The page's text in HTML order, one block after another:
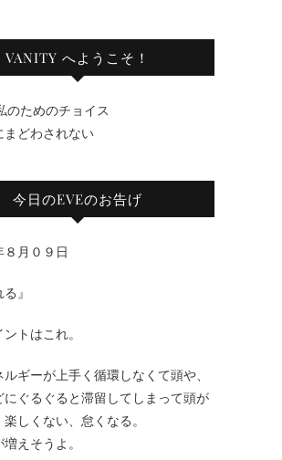
VANITY へようこそ！
のためのチョイス
まどわされない
今日のEVEのお告げ
８月０９日
』
トはこれ。
ギーが上手く循環しなくて頭や、
にぐるぐると滞留してしまって頭が
しくない、怠くなる。
えそうよ。